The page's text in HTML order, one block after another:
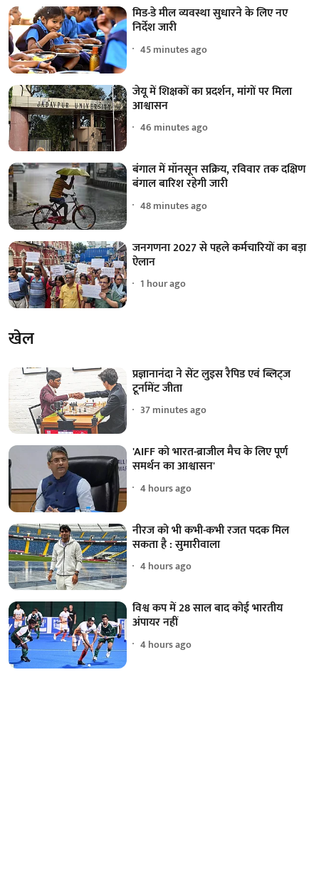
मिड-डे मील व्यवस्था सुधारने के लिए नए
निर्देश जारी
45 minutes ago
जेयू में शिक्षकों का प्रदर्शन, मांगों पर मिला
आश्वासन
46 minutes ago
बंगाल में मॉनसून सक्रिय, रविवार तक दक्षिण
बंगाल बारिश रहेगी जारी
48 minutes ago
जनगणना 2027 से पहले कर्मचारियों का बड़ा
ऐलान
1 hour ago
खेल
प्रज्ञानानंदा ने सेंट लुइस रैपिड एवं ब्लिट्ज
टूर्नामेंट जीता
37 minutes ago
'AIFF को भारत-ब्राजील मैच के लिए पूर्ण
समर्थन का आश्वासन'
4 hours ago
नीरज को भी कभी-कभी रजत पदक मिल
सकता है : सुमारीवाला
4 hours ago
विश्व कप में 28 साल बाद कोई भारतीय
अंपायर नहीं
4 hours ago